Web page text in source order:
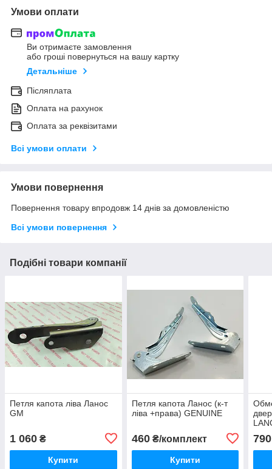
Умови оплати
Ви отримаєте замовлення
або гроші повернуться на вашу картку
Детальніше
Післяплата
Оплата на рахунок
Оплата за реквізитами
Всі умови оплати
Умови повернення
Повернення товару впродовж 14 днів за домовленістю
Всі умови повернення
Подібні товари компанії
Петля капота ліва Ланос
GM
1 060 ₴
Купити
Петля капота Ланос (к-т
ліва +права) GENUINE
460₴/комплект
Купити
790